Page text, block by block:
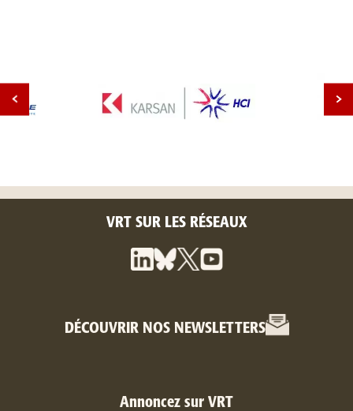
VRT SUR LES RÉSEAUX
DÉCOUVRIR NOS NEWSLETTERS
Annoncez sur VRT